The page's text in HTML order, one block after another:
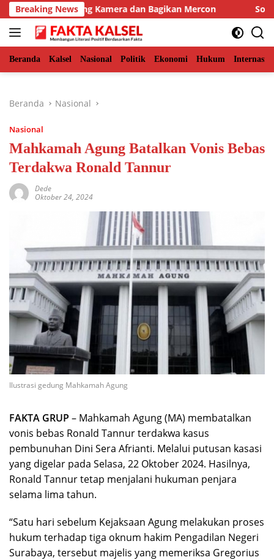
Langsung
ke
konten
Breaking News
Pasang Kamera dan Bagikan Mercon Solid
Beranda Kalsel Nasional Politik Ekonomi Hukum
Beranda Nasional
Nasional
Mahkamah Agung Batalkan Vonis Bebas
Terdakwa Ronald Tannur
Dede
Oktober 24, 2024
Ilustrasi gedung Mahkamah Agung
FAKTA GRUP – Mahkamah Agung (MA) membatalkan
vonis bebas Ronald Tannur terdakwa kasus
pembunuhan Dini Sera Afrianti. Melalui putusan kasasi
yang digelar pada Selasa, 22 Oktober 2024. Hasilnya,
Ronald Tannur tetap menjalani hukuman penjara
selama lima tahun.
“Satu hari sebelum Kejaksaan Agung melakukan proses
hukum terhadap tiga oknum hakim Pengadilan Negeri
Surabaya, tersebut majelis yang memeriksa Gregorius